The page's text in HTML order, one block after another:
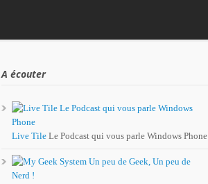
A écouter
Live TileLe Podcast qui vous parle Windows Phone